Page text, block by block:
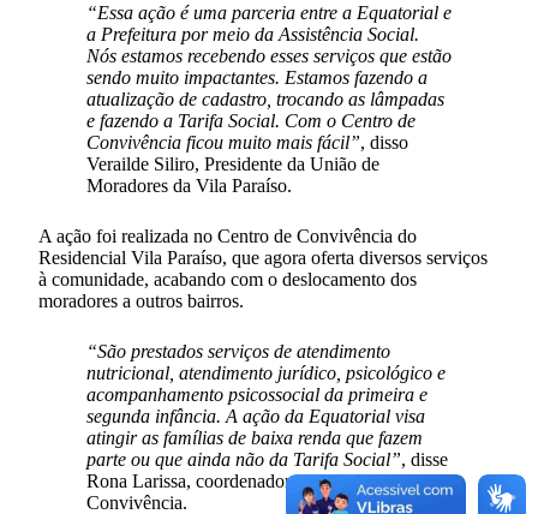
“Essa ação é uma parceria entre a Equatorial e
a Prefeitura por meio da Assistência Social.
Nós estamos recebendo esses serviços que estão
sendo muito impactantes. Estamos fazendo a
atualização de cadastro, trocando as lâmpadas
e fazendo a Tarifa Social. Com o Centro de
Convivência ficou muito mais fácil”, disso
Verailde Siliro, Presidente da União de
Moradores da Vila Paraíso.
A ação foi realizada no Centro de Convivência do
Residencial Vila Paraíso, que agora oferta diversos serviços
à comunidade, acabando com o deslocamento dos
moradores a outros bairros.
“São prestados serviços de atendimento
nutricional, atendimento jurídico, psicológico e
acompanhamento psicossocial da primeira e
segunda infância. A ação da Equatorial visa
atingir as famílias de baixa renda que fazem
parte ou que ainda não da Tarifa Social”, disse
Rona Larissa, coordenadora do Centro de
Convivência.